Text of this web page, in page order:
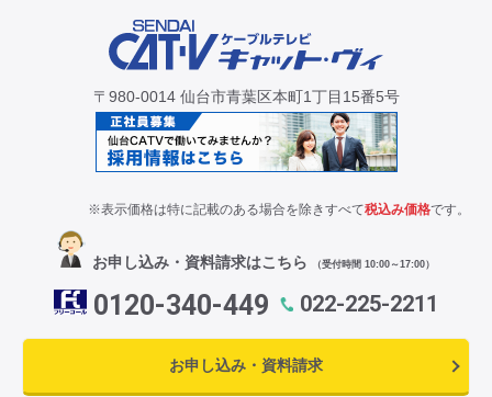
〒980-0014 仙台市青葉区本町1丁目15番5号
※表示価格は特に記載のある場合を除きすべて税込み価格です。
お申し込み・資料請求はこちら （受付時間 10:00～17:00）
0120-340-449 022-225-2211
お申し込み・資料請求